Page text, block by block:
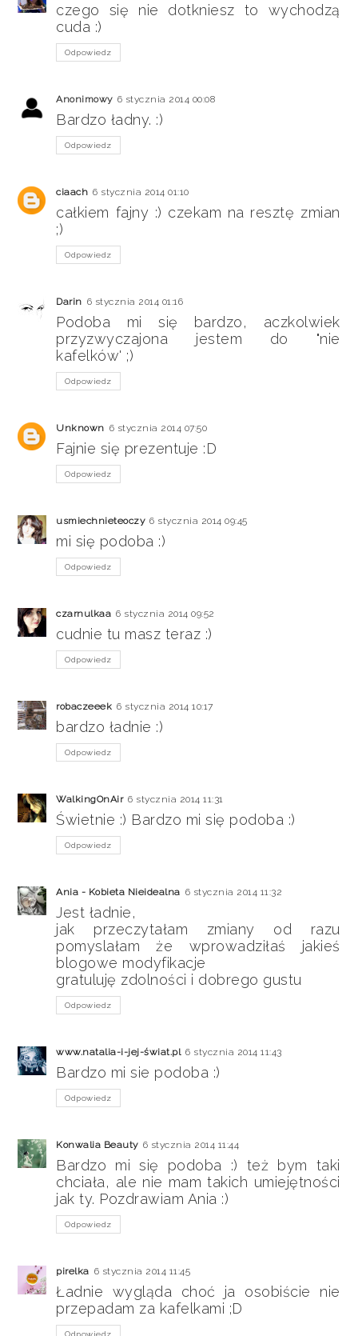
czego się nie dotkniesz to wychodzą
cuda :)
Odpowiedz
Anonimowy 6 stycznia 2014 00:08
Bardzo ładny. :)
Odpowiedz
ciaach 6 stycznia 2014 01:10
całkiem fajny :) czekam na resztę zmian
;)
Odpowiedz
Darin 6 stycznia 2014 01:16
Podoba mi się bardzo, aczkolwiek
przyzwyczajona jestem do "nie
kafelków' ;)
Odpowiedz
Unknown 6 stycznia 2014 07:50
Fajnie się prezentuje :D
Odpowiedz
usmiechnieteoczy 6 stycznia 2014 09:45
mi się podoba :)
Odpowiedz
czarnulkaa 6 stycznia 2014 09:52
cudnie tu masz teraz :)
Odpowiedz
robaczeeek 6 stycznia 2014 10:17
bardzo ładnie :)
Odpowiedz
WalkingOnAir 6 stycznia 2014 11:31
Świetnie :) Bardzo mi się podoba :)
Odpowiedz
Ania - Kobieta Nieidealna 6 stycznia 2014 11:32
Jest ładnie,
jak przeczytałam zmiany od razu
pomyslałam że wprowadziłaś jakieś
blogowe modyfikacje
gratuluję zdolności i dobrego gustu
Odpowiedz
www.natalia-i-jej-świat.pl 6 stycznia 2014 11:43
Bardzo mi sie podoba :)
Odpowiedz
Konwalia Beauty 6 stycznia 2014 11:44
Bardzo mi się podoba :) też bym taki
chciała, ale nie mam takich umiejętności
jak ty. Pozdrawiam Ania :)
Odpowiedz
pirelka 6 stycznia 2014 11:45
Ładnie wygląda choć ja osobiście nie
przepadam za kafelkami ;D
Odpowiedz